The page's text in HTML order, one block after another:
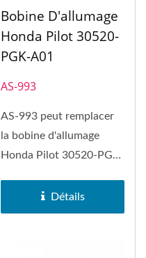
Bobine D'allumage
Honda Pilot 30520-
PGK-A01
AS-993
AS-993 peut remplacer
la bobine d'allumage
Honda Pilot 30520-PGK-
d'allumage...Détails